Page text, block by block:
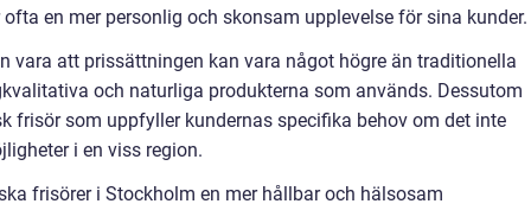
en mer personlig och skonsam upplevelse för sina kunder.
vara att prissättningen kan vara något högre än traditionella
och naturliga produkterna som används. Dessutom
frisör som uppfyller kundernas specifika behov om det inte
i en viss region.
frisörer i Stockholm en mer hållbar och hälsosam